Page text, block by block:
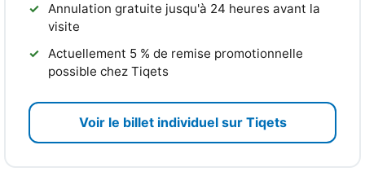
Annulation gratuite jusqu'à 24 heures avant la
visite
Actuellement 5 % de remise promotionnelle
possible chez Tiqets
Voir le billet individuel sur Tiqets